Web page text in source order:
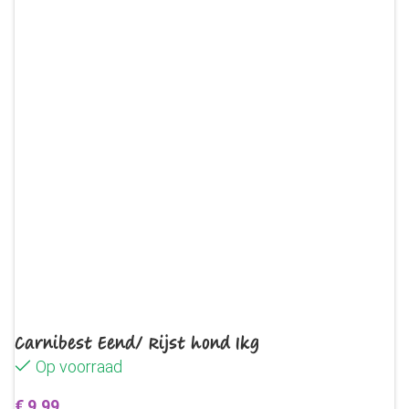
Carnibest Eend/ Rijst hond 1kg
Op voorraad